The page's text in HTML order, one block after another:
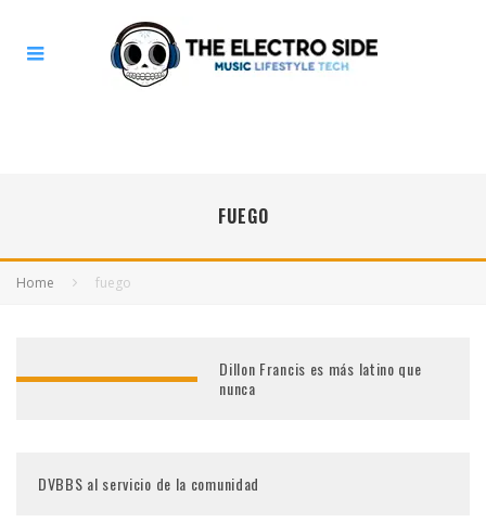
FUEGO
Home fuego
Dillon Francis es más latino que
nunca
DVBBS al servicio de la comunidad